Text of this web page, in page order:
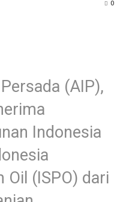
0
(AIP),
Indonesia
Oil (ISPO) dari